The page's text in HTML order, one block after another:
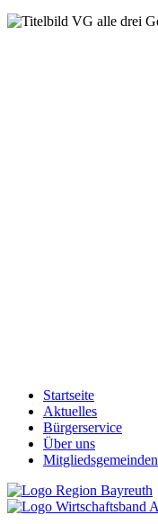
Startseite
Aktuelles
Bürgerservice
Über uns
Mitgliedsgemeinden